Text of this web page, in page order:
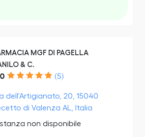
MGF DI PAGELLA
& C.
(5)
dell'Artigianato, 20, 15040
di Valenza AL, Italia
non disponibile